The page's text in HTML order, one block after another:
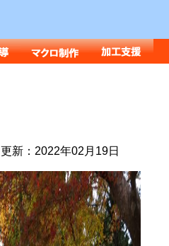
更新：2022年02月19日